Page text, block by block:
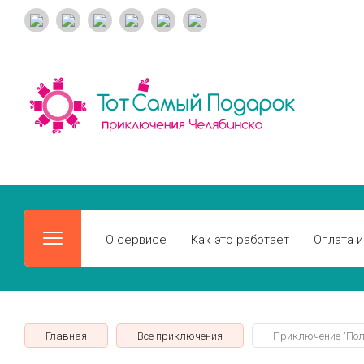
О сервисе Как это работает Оплата
Главная Все приключения Приключение